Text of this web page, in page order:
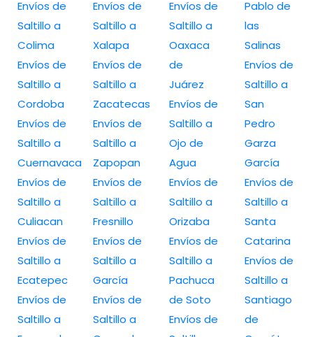
Envíos de
Saltillo a
Colima
Envíos de
Saltillo a
Cordoba
Envíos de
Saltillo a
Cuernavaca
Envíos de
Saltillo a
Culiacan
Envíos de
Saltillo a
Ecatepec
Envíos de
Saltillo a
Envíos de
Saltillo a
Xalapa
Envíos de
Saltillo a
Zacatecas
Envíos de
Saltillo a
Zapopan
Envíos de
Saltillo a
Fresnillo
Envíos de
Saltillo a
García
Envíos de
Saltillo a
Envíos de
Saltillo a
Oaxaca
de
Juárez
Envíos de
Saltillo a
Ojo de
Agua
Envíos de
Saltillo a
Orizaba
Envíos de
Saltillo a
Pachuca
de Soto
Envíos de
Pablo de
las
Salinas
Envíos de
Saltillo a
San
Pedro
Garza
García
Envíos de
Saltillo a
Santa
Catarina
Envíos de
Saltillo a
Santiago
de